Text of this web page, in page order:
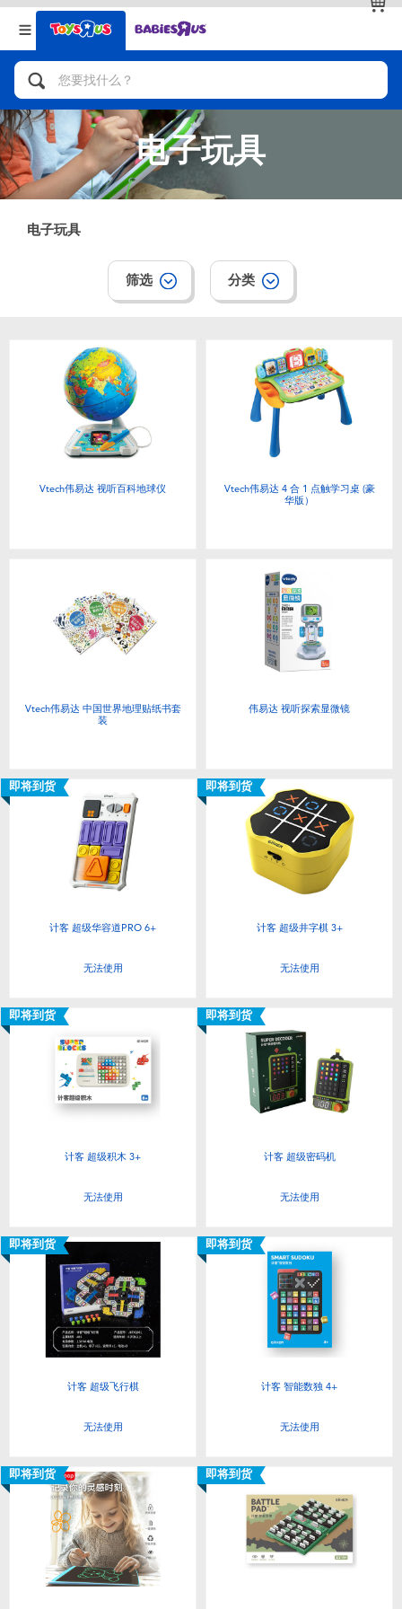
返回
分类目录
人气英雄，角色扮演，射击玩具
自行车，滑板车，骑乘车
拼砌组合及乐高LEGO
手工艺，文具，蜡笔，泥胶，画板
娃娃，芭比，收藏公仔
电子玩具
游戏及拼图系列
派对用品
毛绒公仔玩具
婴儿及学前玩具
电池
新登场
玩具促销
玩具清货
返回
品牌
查看全部
电子玩具
电子玩具
筛选 分类
Vtech伟易达 视听百科地球仪
Vtech伟易达 4 合 1 点触学习桌 (豪
华版）
Vtech伟易达 中国世界地理贴纸书套
装
伟易达 视听探索显微镜
即将到货
计客 超级华容道PRO 6+
无法使用
即将到货
计客 超级井字棋 3+
无法使用
即将到货
计客 超级积木 3+
无法使用
即将到货
计客 超级密码机
无法使用
即将到货
计客 超级飞行棋
无法使用
即将到货
计客 智能数独 4+
无法使用
即将到货 即将到货